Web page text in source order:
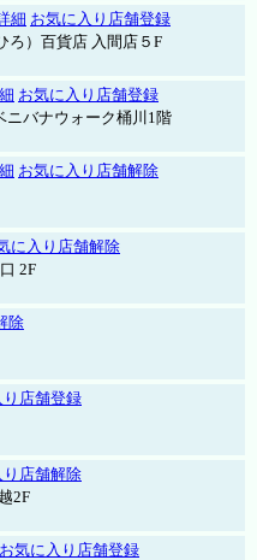
細 お気に入り店舗登録
）百貨店 入間店５F
お気に入り店舗登録
バナウォーク桶川1階
お気に入り店舗解除
に入り店舗解除
2F
除
り店舗登録
り店舗解除
2F
お気に入り店舗登録